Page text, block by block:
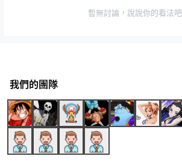
暫無討論，說說你的看法吧
我們的團隊